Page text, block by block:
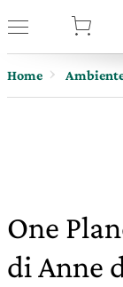
Home
One
di Anne